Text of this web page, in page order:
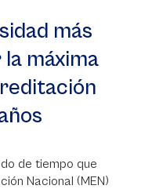
más
máxima
de tiempo que
Nacional (MEN)